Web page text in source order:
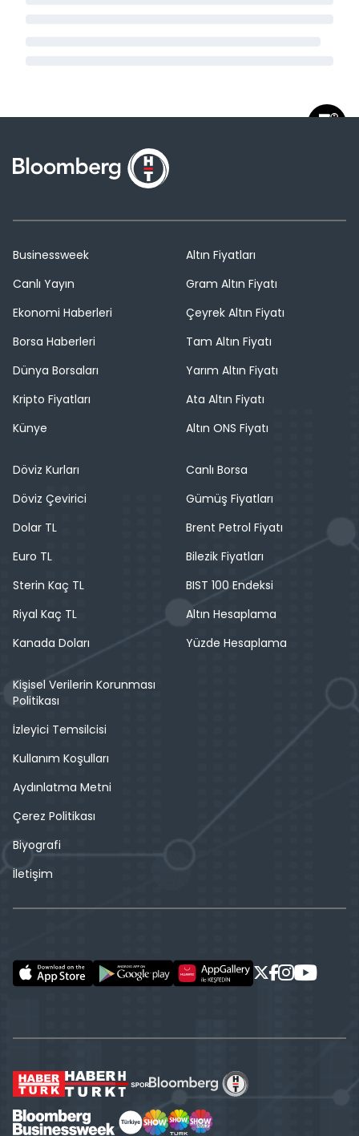
Businessweek
Canlı Yayın
Ekonomi Haberleri
Borsa Haberleri
Dünya Borsaları
Kripto Fiyatları
Künye
Altın Fiyatları
Gram Altın Fiyatı
Çeyrek Altın Fiyatı
Tam Altın Fiyatı
Yarım Altın Fiyatı
Ata Altın Fiyatı
Altın ONS Fiyatı
Döviz Kurları
Döviz Çevirici
Dolar TL
Euro TL
Sterin Kaç TL
Riyal Kaç TL
Kanada Doları
Canlı Borsa
Gümüş Fiyatları
Brent Petrol Fiyatı
Bilezik Fiyatları
BIST 100 Endeksi
Altın Hesaplama
Yüzde Hesaplama
Kişisel Verilerin Korunması
Politikası
İzleyici Temsilcisi
Kullanım Koşulları
Aydınlatma Metni
Çerez Politikası
Biyografi
İletişim